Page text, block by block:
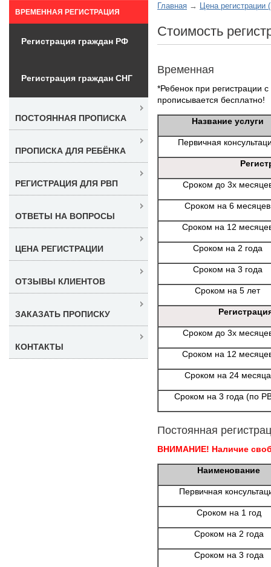
Главная Цена регистрации
Стоимость
Временная
*Ребенок при регистрации
прописывается бесплатно!
Название услуги
Первичная
Сроком до 3х
Сроком на 6 месяцев
Сроком на 12
Сроком на 2 года
Сроком на 3 года
Сроком на 5 лет
Сроком до 3х
Сроком на 12
Сроком на 24 месяца
Сроком на 3 года (по
Постоянная
ВНИМАНИЕ! Наличие
Наименование
Первичная
Сроком на 1 год
Сроком на 2 года
Сроком на 3 года
ВРЕМЕННАЯ РЕГИСТРАЦИЯ
Регистрация граждан РФ
Регистрация граждан СНГ
ПОСТОЯННАЯ ПРОПИСКА
ПРОПИСКА ДЛЯ РЕБЁНКА
РЕГИСТРАЦИЯ ДЛЯ РВП
ОТВЕТЫ НА ВОПРОСЫ
ЦЕНА РЕГИСТРАЦИИ
ОТЗЫВЫ КЛИЕНТОВ
ЗАКАЗАТЬ ПРОПИСКУ
КОНТАКТЫ